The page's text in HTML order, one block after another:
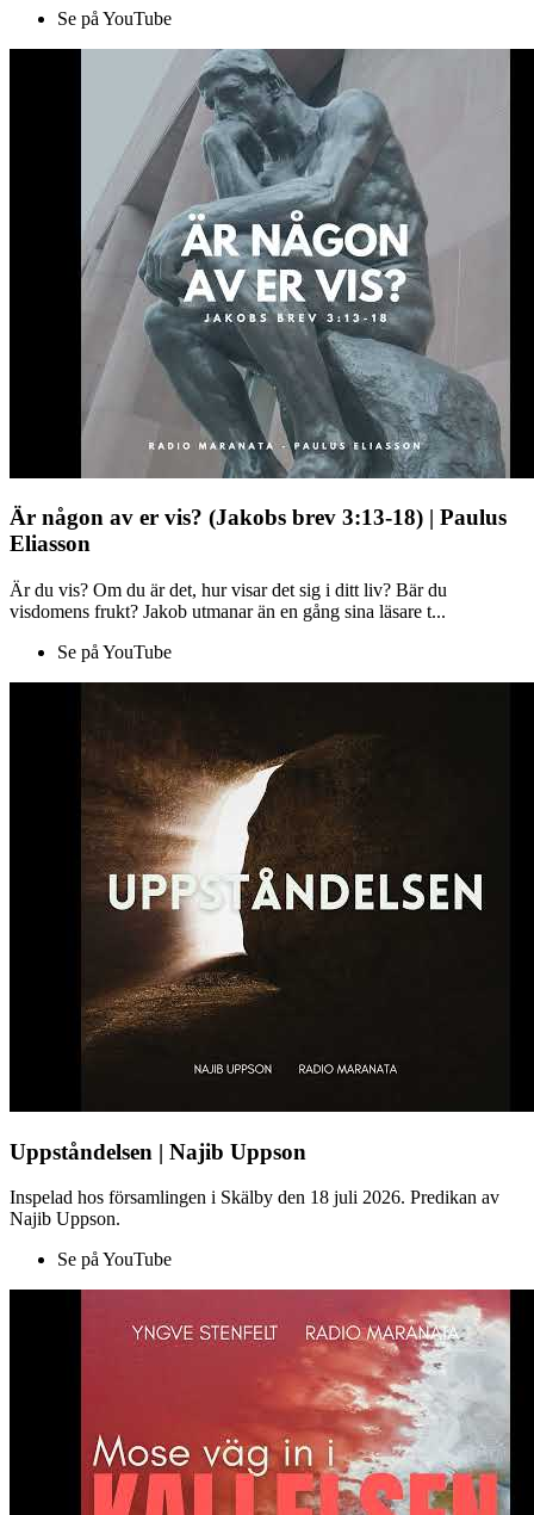
Se på YouTube
Är någon av er vis? (Jakobs brev 3:13-18) | Paulus
Eliasson
Är du vis? Om du är det, hur visar det sig i ditt liv? Bär du
visdomens frukt? Jakob utmanar än en gång sina läsare t...
Se på YouTube
Uppståndelsen | Najib Uppson
Inspelad hos församlingen i Skälby den 18 juli 2026. Predikan av
Najib Uppson.
Se på YouTube